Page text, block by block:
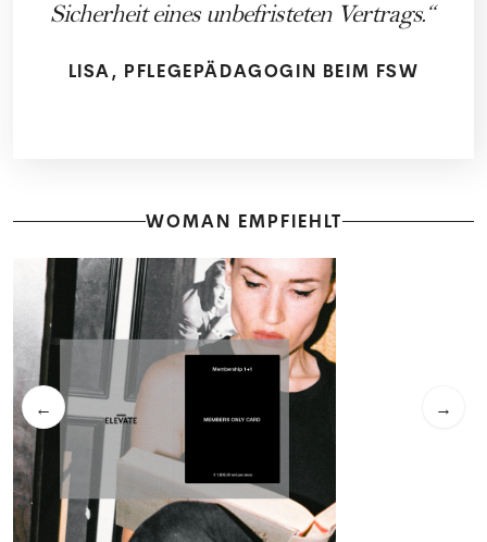
Sicherheit eines unbefristeten Vertrags.
LISA, PFLEGEPÄDAGOGIN BEIM FSW
WOMAN EMPFIEHLT
← →